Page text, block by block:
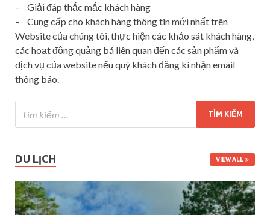
– Giải đáp thắc mắc khách hàng
– Cung cấp cho khách hàng thông tin mới nhất trên
Website của chúng tôi, thực hiện các khảo sát khách hàng,
các hoạt động quảng bá liên quan đến các sản phẩm và
dịch vụ của website nếu quý khách đăng kí nhận email
thông báo.
DU LỊCH VIEW ALL